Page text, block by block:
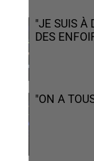
"JE SUIS À
DES
"ON A